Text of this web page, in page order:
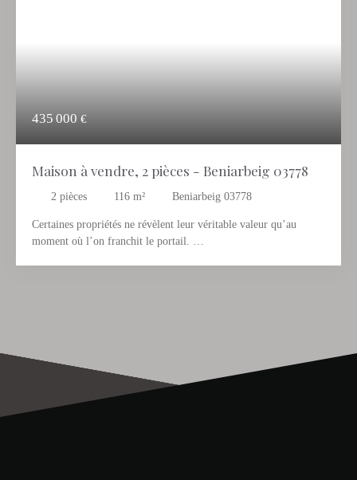
435 000 €
Maison à vendre, 2 pièces - Beniarbeig 03778
2 pièces 116 m² Beniarbeig 03778
Certaines propriétés ne révèlent leur véritable valeur qu’au
moment où l’on franchit le portail.
comprenant salon et salle à manger, où une cheminée crée une
atmosphère chaleureuse, tandis que la cuisine s’intègre
harmonieusement à l’ensemble – lumineux, accueillant et
convivial. Deux chambres, dont une avec salle de bain privative